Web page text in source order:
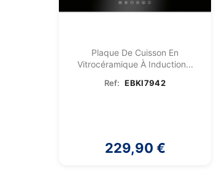
Plaque De Cuisson En
Vitrocéramique À Induction...
Ref: EBKI7942
229,90 €